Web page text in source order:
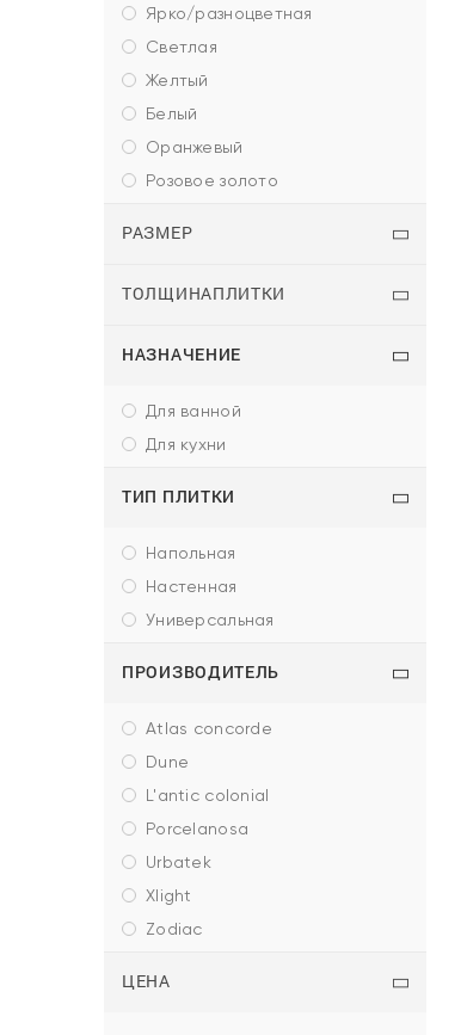
ярко/разноцветная
светлая
желтый
белый
оранжевый
розовое золото
РАЗМЕР
ТОЛЩИНАПЛИТКИ
НАЗНАЧЕНИЕ
для ванной
для кухни
ТИП ПЛИТКИ
напольная
настенная
универсальная
ПРОИЗВОДИТЕЛЬ
atlas concorde
dune
l'antic colonial
porcelanosa
urbatek
xlight
zodiac
ЦЕНА